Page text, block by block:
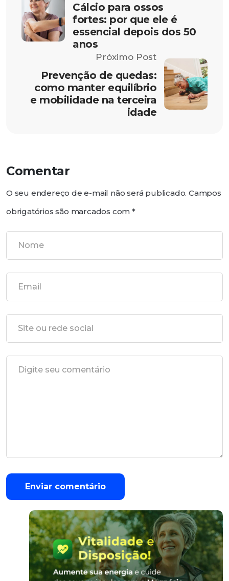
Cálcio para ossos
fortes: por que ele é
essencial depois dos 50
anos
Próximo Post
Prevenção de quedas:
como manter equilíbrio
e mobilidade na terceira
idade
Comentar
O seu endereço de e-mail não será publicado. Campos
obrigatórios são marcados com*